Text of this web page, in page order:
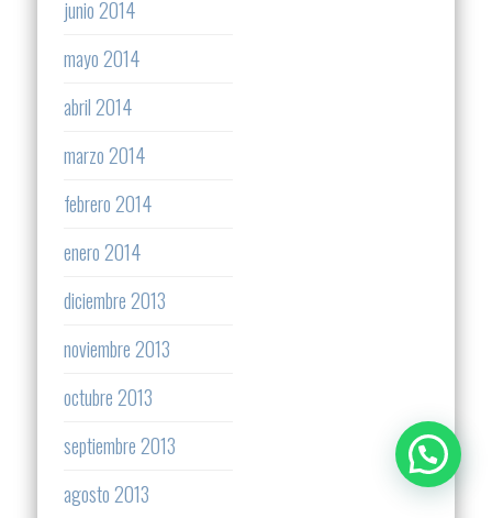
junio 2014
mayo 2014
abril 2014
marzo 2014
febrero 2014
enero 2014
diciembre 2013
noviembre 2013
octubre 2013
septiembre 2013
agosto 2013